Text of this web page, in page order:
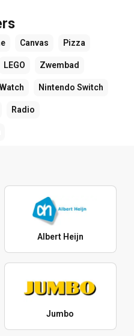
Canvas Pizza
LEGO Zwembad
Nintendo Switch
Radio
Albert Heijn
Jumbo